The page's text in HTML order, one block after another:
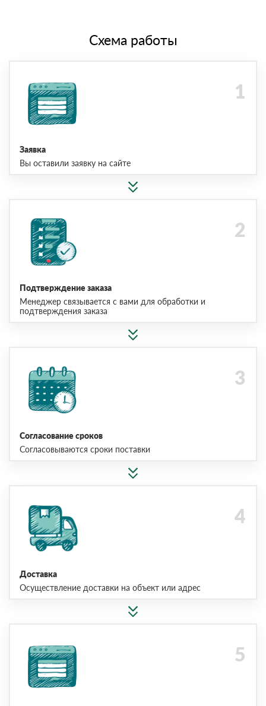
Схема работы
Заявка
Вы оставили заявку на сайте
Подтверждение заказа
Менеджер связывается с вами для обработки и
подтверждения заказа
Согласование сроков
Согласовываются сроки поставки
Доставка
Осуществление доставки на объект или адрес